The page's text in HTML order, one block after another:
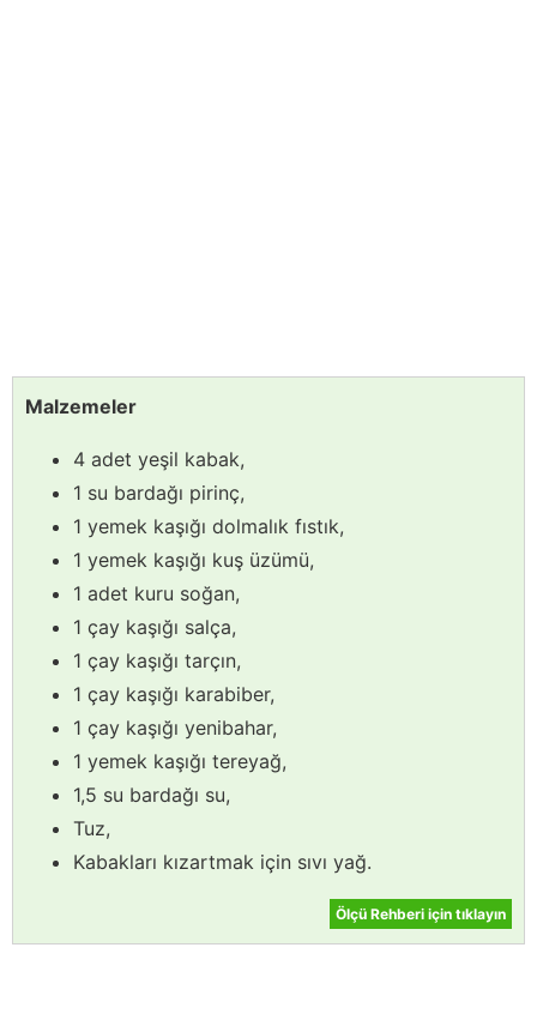
Malzemeler
4 adet yeşil kabak,
1 su bardağı pirinç,
1 yemek kaşığı dolmalık fıstık,
1 yemek kaşığı kuş üzümü,
1 adet kuru soğan,
1 çay kaşığı salça,
1 çay kaşığı tarçın,
1 çay kaşığı karabiber,
1 çay kaşığı yenibahar,
1 yemek kaşığı tereyağ,
1,5 su bardağı su,
Tuz,
Kabakları kızartmak için sıvı yağ.
Ölçü Rehberi için tıklayın